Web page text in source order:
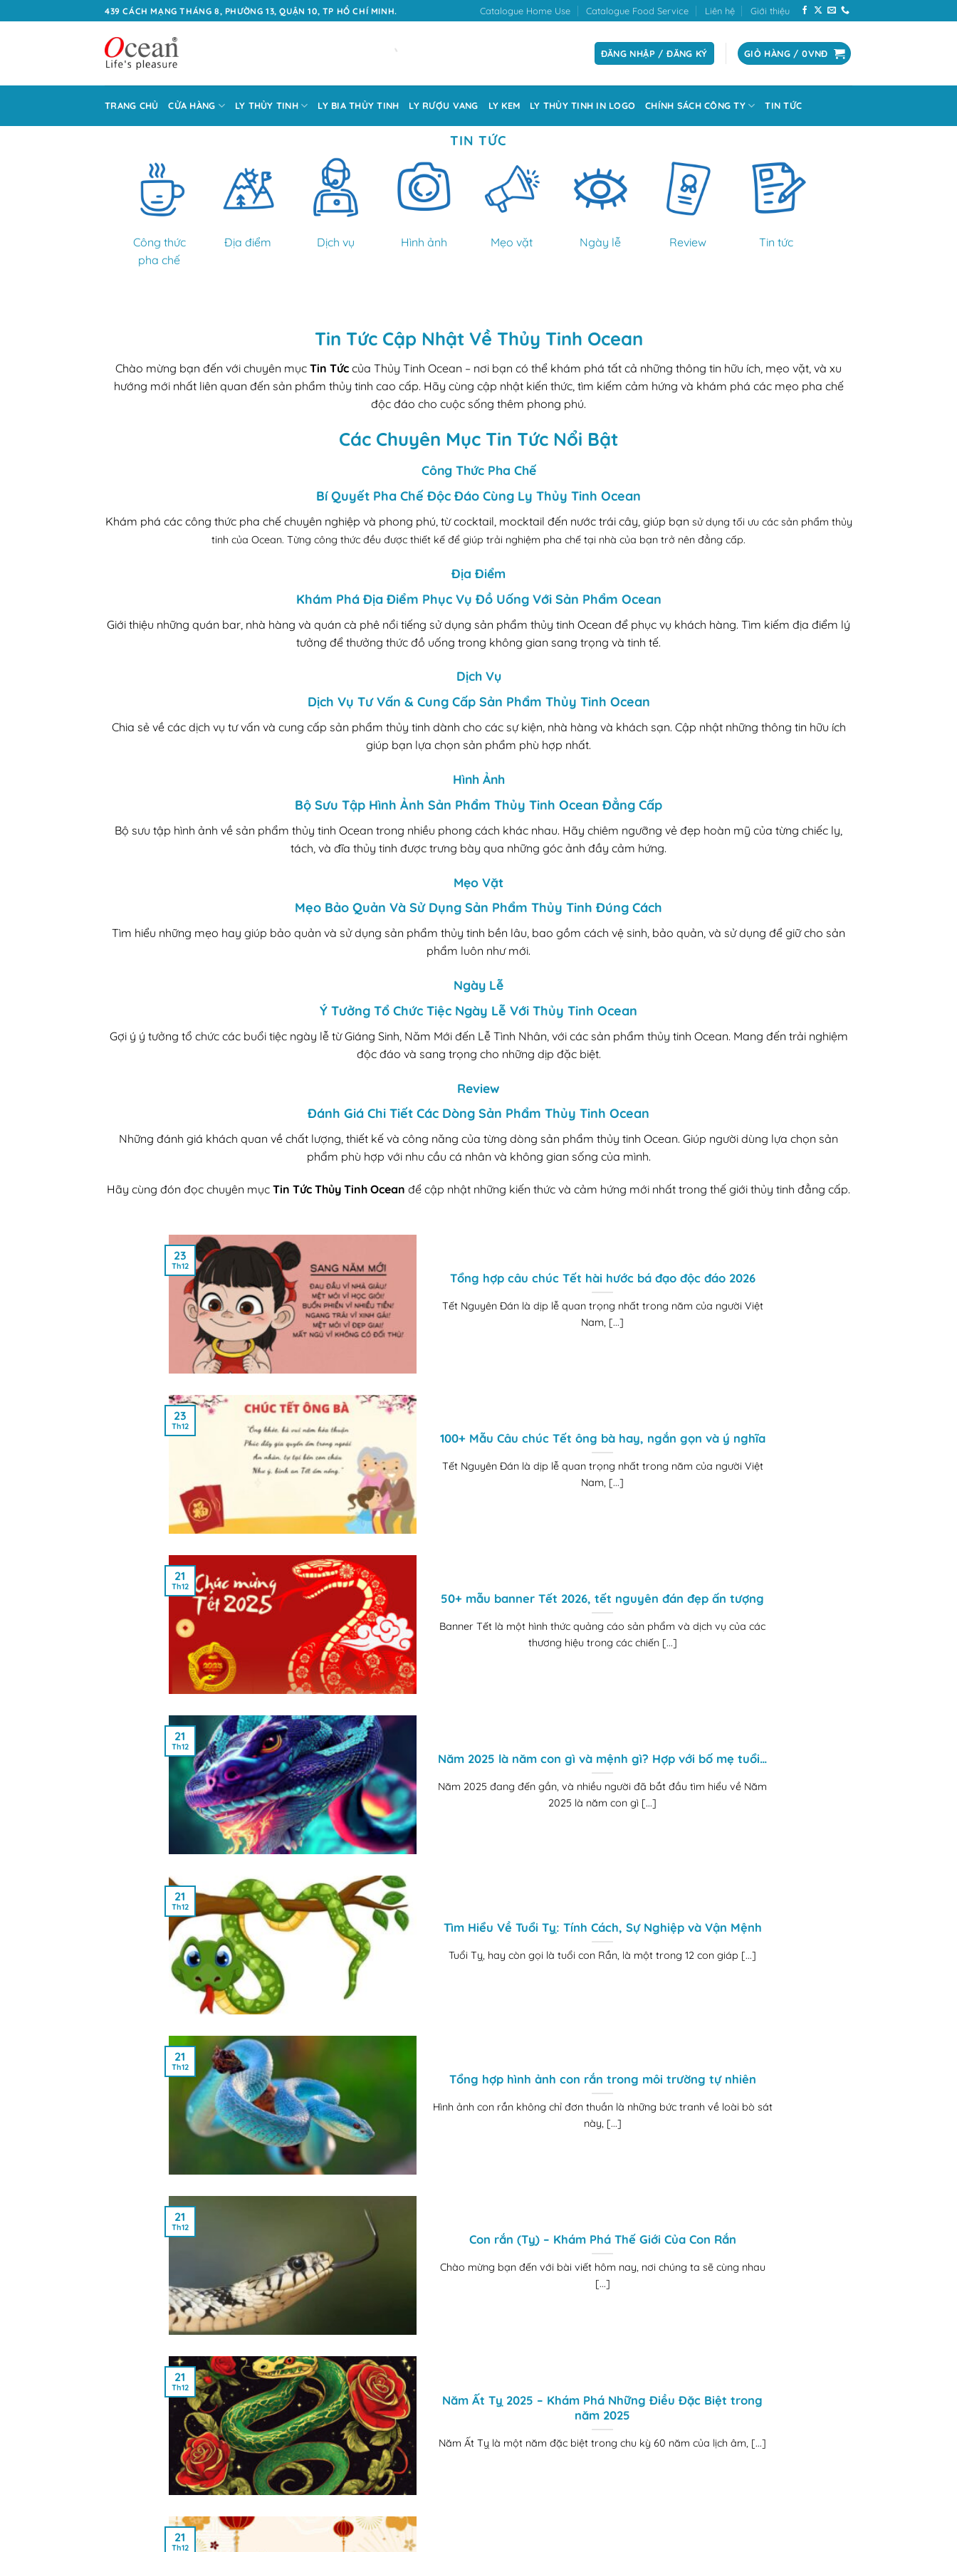
qua
439 CÁCH MẠNG THÁNG 8, PHƯỜNG 13, QUẬN 10, TP HỒ CHÍ MINH. Catalogue Home Use Catalogue Food Service Liên hệ Giới thiệu
ĐĂNG NHẬP / ĐĂNG KÝ GIỎ HÀNG /0VNĐ
TRANG CHỦ CỬA HÀNG LY THỦY TINH LY BIA THỦY TINH LY RƯỢU VANG LY KEM LY THỦY TINH IN LOGO CHÍNH SÁCH CÔNG TY TIN TỨC
TIN TỨC
Công thức
pha chế
Địa điểm Dịch vụ Hình ảnh Mẹo vặt Ngày lễ Review Tin tức
Tin Tức Cập Nhật Về Thủy Tinh Ocean
Chào mừng bạn đến với chuyên mục Tin Tức của Thủy Tinh Ocean – nơi bạn có thể khám phá tất cả những thông tin hữu ích, mẹo vặt, và xu
hướng mới nhất liên quan đến sản phẩm thủy tinh cao cấp. Hãy cùng cập nhật kiến thức, tìm kiếm cảm hứng và khám phá các mẹo pha chế
độc đáo cho cuộc sống thêm phong phú.
Các Chuyên Mục Tin Tức Nổi Bật
Công Thức Pha Chế
Bí Quyết Pha Chế Độc Đáo Cùng Ly Thủy Tinh Ocean
Khám phá các công thức pha chế chuyên nghiệp và phong phú, từ cocktail, mocktail đến nước trái cây, giúp bạn sử dụng tối ưu các sản phẩm thủy
tinh của Ocean. Từng công thức đều được thiết kế để giúp trải nghiệm pha chế tại nhà của bạn trở nên đẳng cấp.
Địa Điểm
Khám Phá Địa Điểm Phục Vụ Đồ Uống Với Sản Phẩm Ocean
Giới thiệu những quán bar, nhà hàng và quán cà phê nổi tiếng sử dụng sản phẩm thủy tinh Ocean để phục vụ khách hàng. Tìm kiếm địa điểm lý
tưởng để thưởng thức đồ uống trong không gian sang trọng và tinh tế.
Dịch Vụ
Dịch Vụ Tư Vấn & Cung Cấp Sản Phẩm Thủy Tinh Ocean
Chia sẻ về các dịch vụ tư vấn và cung cấp sản phẩm thủy tinh dành cho các sự kiện, nhà hàng và khách sạn. Cập nhật những thông tin hữu ích
giúp bạn lựa chọn sản phẩm phù hợp nhất.
Hình Ảnh
Bộ Sưu Tập Hình Ảnh Sản Phẩm Thủy Tinh Ocean Đẳng Cấp
Bộ sưu tập hình ảnh về sản phẩm thủy tinh Ocean trong nhiều phong cách khác nhau. Hãy chiêm ngưỡng vẻ đẹp hoàn mỹ của từng chiếc ly,
tách, và đĩa thủy tinh được trưng bày qua những góc ảnh đầy cảm hứng.
Mẹo Vặt
Mẹo Bảo Quản Và Sử Dụng Sản Phẩm Thủy Tinh Đúng Cách
Tìm hiểu những mẹo hay giúp bảo quản và sử dụng sản phẩm thủy tinh bền lâu, bao gồm cách vệ sinh, bảo quản, và sử dụng để giữ cho sản
phẩm luôn như mới.
Ngày Lễ
Ý Tưởng Tổ Chức Tiệc Ngày Lễ Với Thủy Tinh Ocean
Gợi ý ý tưởng tổ chức các buổi tiệc ngày lễ từ Giáng Sinh, Năm Mới đến Lễ Tình Nhân, với các sản phẩm thủy tinh Ocean. Mang đến trải nghiệm
độc đáo và sang trọng cho những dịp đặc biệt.
Review
Đánh Giá Chi Tiết Các Dòng Sản Phẩm Thủy Tinh Ocean
Những đánh giá khách quan về chất lượng, thiết kế và công năng của từng dòng sản phẩm thủy tinh Ocean. Giúp người dùng lựa chọn sản
phẩm phù hợp với nhu cầu cá nhân và không gian sống của mình.
Hãy cùng đón đọc chuyên mục Tin Tức Thủy Tinh Ocean để cập nhật những kiến thức và cảm hứng mới nhất trong thế giới thủy tinh đẳng cấp.
Tổng hợp câu chúc Tết hài hước bá đạo độc đáo 2026
Tết Nguyên Đán là dịp lễ quan trọng nhất trong năm của người Việt
Nam, [...]
23
Th12
100+ Mẫu Câu chúc Tết ông bà hay, ngắn gọn và ý nghĩa
Tết Nguyên Đán là dịp lễ quan trọng nhất trong năm của người Việt
Nam, [...]
23
Th12
50+ mẫu banner Tết 2026, tết nguyên đán đẹp ấn tượng
Banner Tết là một hình thức quảng cáo sản phẩm và dịch vụ của các
thương hiệu trong các chiến [...]
21
Th12
Năm 2025 là năm con gì và mệnh gì? Hợp với bố mẹ tuổi…
Năm 2025 đang đến gần, và nhiều người đã bắt đầu tìm hiểu về Năm
2025 là năm con gì [...]
21
Th12
Tìm Hiểu Về Tuổi Tỵ: Tính Cách, Sự Nghiệp và Vận Mệnh
Tuổi Tỵ, hay còn gọi là tuổi con Rắn, là một trong 12 con giáp [...]
21
Th12
Tổng hợp hình ảnh con rắn trong môi trường tự nhiên
Hình ảnh con rắn không chỉ đơn thuần là những bức tranh về loài bò sát
này, [...]
21
Th12
Con rắn (Tỵ) – Khám Phá Thế Giới Của Con Rắn
Chào mừng bạn đến với bài viết hôm nay, nơi chúng ta sẽ cùng nhau
[...]
21
Th12
Năm Ất Tỵ 2025 – Khám Phá Những Điều Đặc Biệt trong
năm 2025
Năm Ất Tỵ là một năm đặc biệt trong chu kỳ 60 năm của lịch âm, [...]
21
Th12
21
Th12